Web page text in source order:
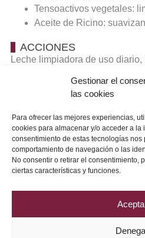
Gestionar el
las cookies
Para ofrecer las mejores experiencias,
cookies para almacenar y/o acceder a la
consentimiento de estas tecnologías nos
comportamiento de navegación o las
No consentir o retirar el consentimiento,
ciertas características y funciones.
Tensoactivos vegetales:
Aceite de Ricino:
ACCIONES
Leche limpiadora de uso
Emulsiona el producto con las
con movimientos circulares.
humedecido en agua tibia.
repitiendo 1-2 veces si fuera